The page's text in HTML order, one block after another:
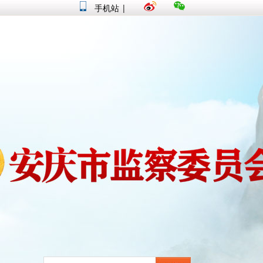
手机站 |